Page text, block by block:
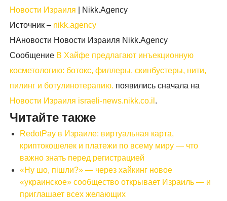
Новости Израиля | Nikk.Agency
Источник – nikk.agency
НАновости Новости Израиля Nikk.Agency
Сообщение В Хайфе предлагают инъекционную
косметологию: ботокс, филлеры, скинбустеры, нити,
пилинг и ботулинотерапию. появились сначала на
Новости Израиля israeli-news.nikk.co.il .
Читайте также
RedotPay в Израиле: виртуальная карта,
криптокошелек и платежи по всему миру — что
важно знать перед регистрацией
«Ну шо, пішли?» — через хайкинг новое
«украинское» сообщество открывает Израиль — и
приглашает всех желающих